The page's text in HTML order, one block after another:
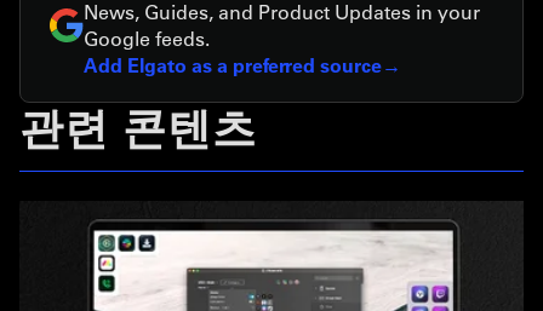
News, Guides, and Product Updates in your
Google feeds.
Add Elgato as a preferred source
관련 콘텐츠